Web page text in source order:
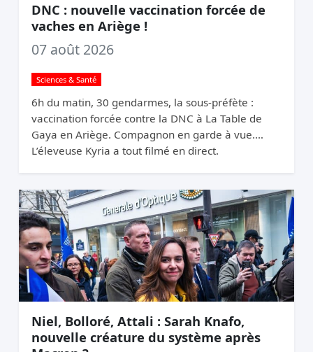
DNC : nouvelle vaccination forcée de
vaches en Ariège !
07 août 2026
Sciences & Santé
6h du matin, 30 gendarmes, la sous-préfète :
vaccination forcée contre la DNC à La Table de
Gaya en Ariège. Compagnon en garde à vue.
L’éleveuse Kyria a tout filmé en direct.
Niel, Bolloré, Attali : Sarah Knafo,
nouvelle créature du système après